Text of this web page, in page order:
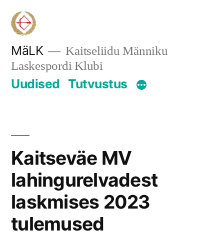
Skip
content
MäLK
Kaitseliidu Männiku
Laskespordi Klubi
Uudised Tutvustus
Kaitseväe MV
lahingurelvadest
laskmises 2023
tulemused